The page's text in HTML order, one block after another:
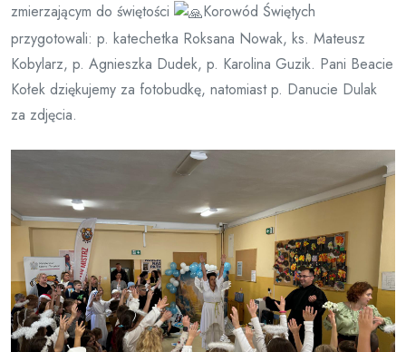
zmierzającym do świętości
Korowód Świętych
przygotowali: p. katechetka Roksana Nowak, ks. Mateusz
Kobylarz, p. Agnieszka Dudek, p. Karolina Guzik. Pani Beacie
Kołek dziękujemy za fotobudkę, natomiast p. Danucie Dulak
za zdjęcia.